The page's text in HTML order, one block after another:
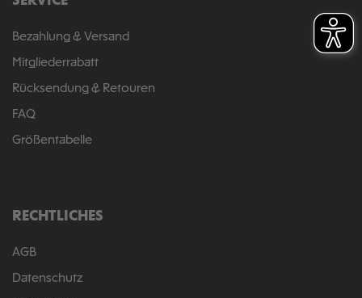
Bezahlung & Versand
Mitgliederrabatt
Rücksendung & Retouren
FAQ
Größentabelle
RECHTLICHES
AGB
Datenschutz